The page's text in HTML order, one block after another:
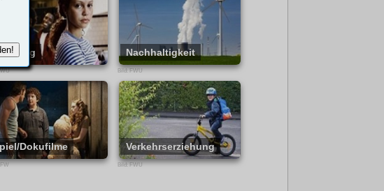
H5P
Nachhaltigkeit
Bild: FWU
Dokufilme Verkehrserziehung
Bild: FWU